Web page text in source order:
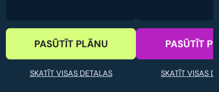
PASŪTĪT PLĀNU
SKATĪT VISAS DETAĻAS
PASŪTĪT
SKATĪT VISAS